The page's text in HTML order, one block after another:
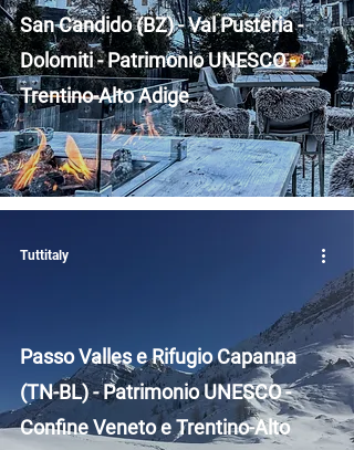
San Candido (BZ) - Val Pusteria -
Dolomiti - Patrimonio UNESCO -
Trentino-Alto Adige
Passo Valles e Rifugio Capanna
(TN-BL) - Patrimonio UNESCO -
Confine Veneto e Trentino-Alto
Tuttitaly